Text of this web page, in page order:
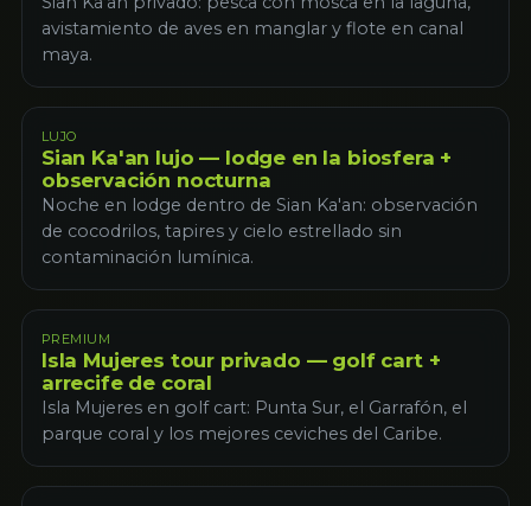
avistamiento de aves en manglar y flote en canal
maya.
LUJO
Sian Ka'an lujo — lodge en la biosfera +
observación nocturna
Noche en lodge dentro de Sian Ka'an: observación
de cocodrilos, tapires y cielo estrellado sin
contaminación lumínica.
PREMIUM
Isla Mujeres tour privado — golf cart +
arrecife de coral
Isla Mujeres en golf cart: Punta Sur, el Garrafón, el
parque coral y los mejores ceviches del Caribe.